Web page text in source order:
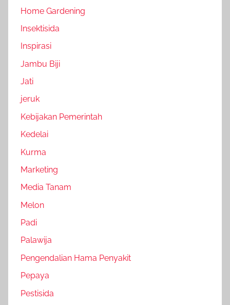
Home Gardening
Insektisida
Inspirasi
Jambu Biji
Jati
jeruk
Kebijakan Pemerintah
Kedelai
Kurma
Marketing
Media Tanam
Melon
Padi
Palawija
Pengendalian Hama Penyakit
Pepaya
Pestisida